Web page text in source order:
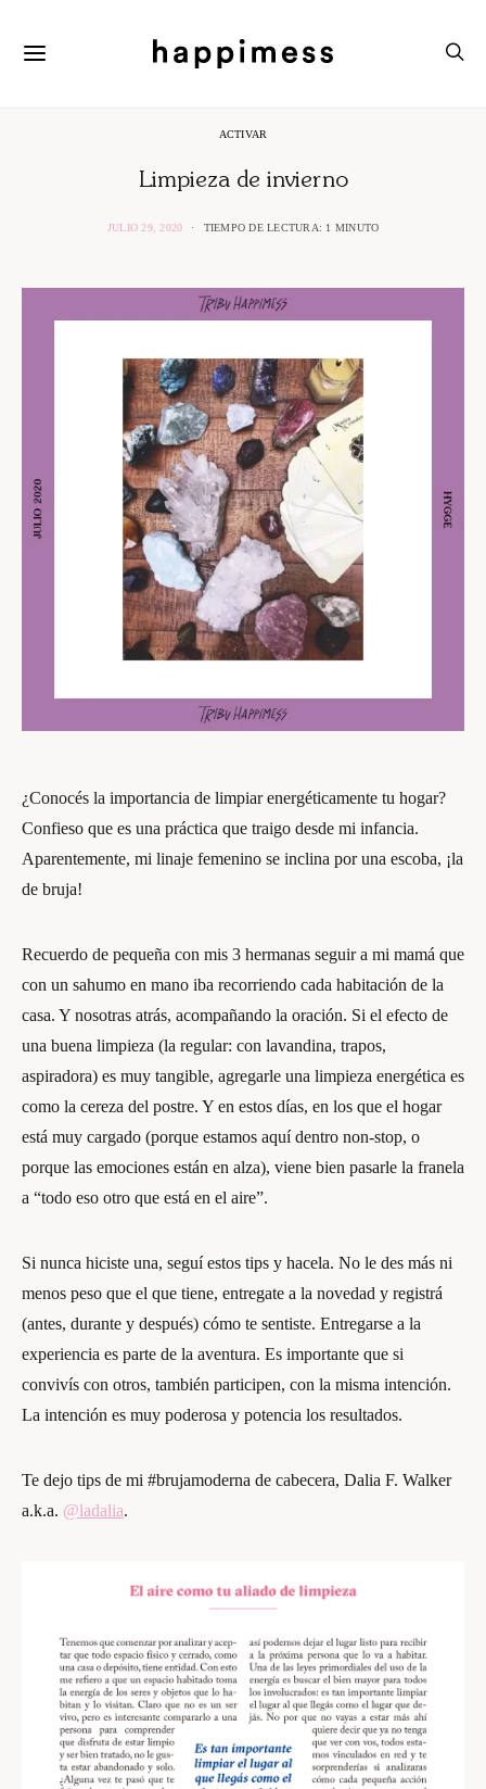
ACTIVAR
Limpieza de invierno
JULIO 29, 2020 TIEMPO DE LECTURA: 1 MINUTO
¿Conocés la importancia de limpiar energéticamente tu hogar?
Confieso que es una práctica que traigo desde mi infancia.
Aparentemente, mi linaje femenino se inclina por una escoba, ¡la
de bruja!
Recuerdo de pequeña con mis 3 hermanas seguir a mi mamá que
con un sahumo en mano iba recorriendo cada habitación de la
casa. Y nosotras atrás, acompañando la oración. Si el efecto de
una buena limpieza (la regular: con lavandina, trapos,
aspiradora) es muy tangible, agregarle una limpieza energética es
como la cereza del postre. Y en estos días, en los que el hogar
está muy cargado (porque estamos aquí dentro non-stop, o
porque las emociones están en alza), viene bien pasarle la franela
a “todo eso otro que está en el aire”.
Si nunca hiciste una, seguí estos tips y hacela. No le des más ni
menos peso que el que tiene, entregate a la novedad y registrá
(antes, durante y después) cómo te sentiste. Entregarse a la
experiencia es parte de la aventura. Es importante que si
convivís con otros, también participen, con la misma intención.
La intención es muy poderosa y potencia los resultados.
Te dejo tips de mi #brujamoderna de cabecera, Dalia F. Walker
a.k.a. @ladalia.